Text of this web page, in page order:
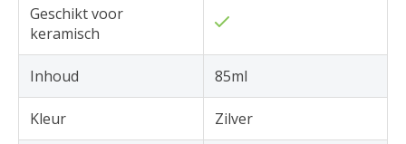
Geschikt voor
keramisch
Inhoud 85ml
Kleur Zilver